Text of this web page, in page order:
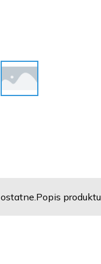
ostatne.Popis produktu